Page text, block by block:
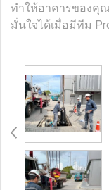
ทำให้อาคารของคุ
มั่นใจได้เมื่อมีทีม